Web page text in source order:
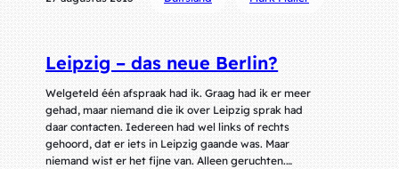
Leipzig – das neue Berlin?
Welgeteld één afspraak had ik. Graag had ik er meer
gehad, maar niemand die ik over Leipzig sprak had
daar contacten. Iedereen had wel links of rechts
gehoord, dat er iets in Leipzig gaande was. Maar
niemand wist er het fijne van. Alleen geruchten.…